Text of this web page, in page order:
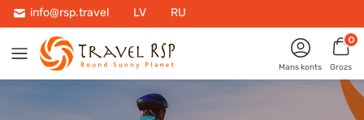
info@rsp.travel LV RU
Mans konts
0
Grozs